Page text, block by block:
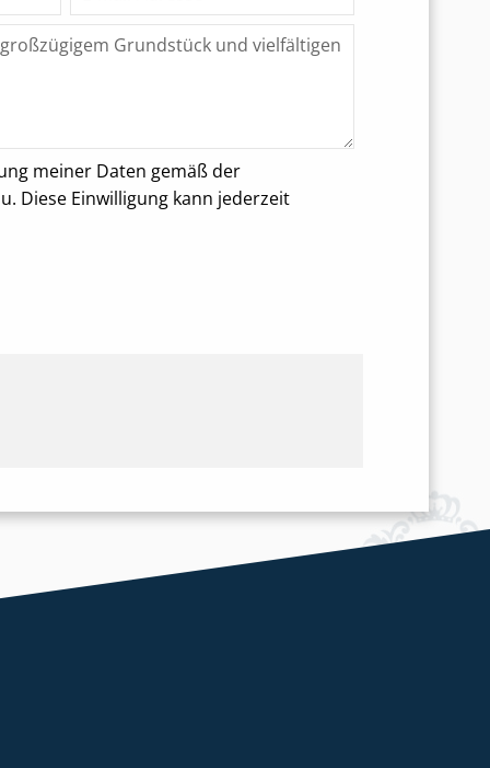
meiner Daten gemäß der
Diese Einwilligung kann jederzeit